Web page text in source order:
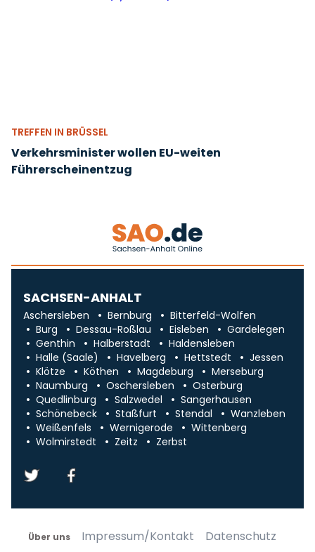
TREFFEN IN BRÜSSEL
Verkehrsminister wollen EU-weiten
Führerscheinentzug
SACHSEN-ANHALT
Aschersleben Bernburg
Bitterfeld-Wolfen
Burg
Dessau-Roßlau Eisleben
Gardelegen
Genthin
Halberstadt
Haldensleben
Halle (Saale)
Havelberg Hettstedt
Jessen
Klötze
Köthen Magdeburg
Merseburg
Naumburg
Oschersleben
Osterburg
Quedlinburg
Salzwedel
Sangerhausen
Schönebeck
Staßfurt Stendal
Wanzleben
Weißenfels
Wernigerode
Wittenberg
Wolmirstedt
Zeitz Zerbst
Über uns Impressum/Kontakt Datenschutz